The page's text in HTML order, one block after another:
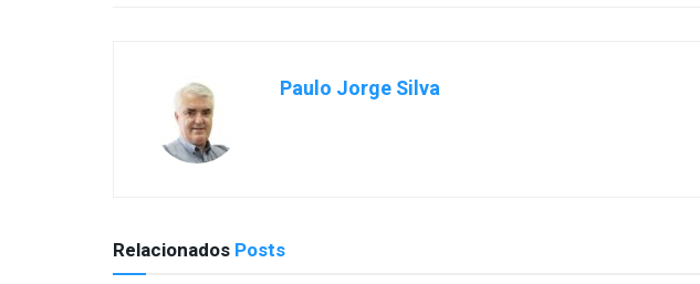
Paulo Jorge Silva
Relacionados Posts